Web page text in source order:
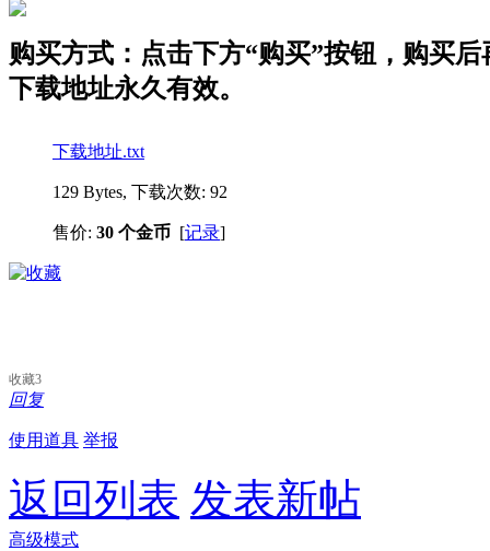
购买方式：点击下方“购买”按钮，购买
下载地址永久有效。
下载地址.txt
129 Bytes, 下载次数: 92
售价: 30 个金币 [记录]
收藏3
回复
使用道具 举报
返回列表 发表新帖
高级模式